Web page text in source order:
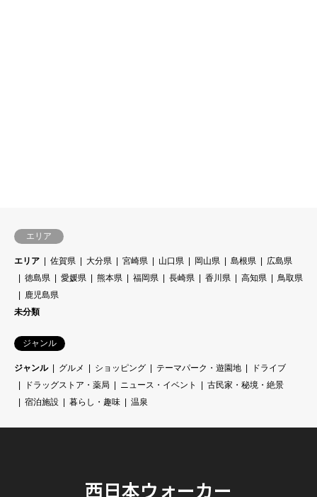
エリア
エリア 佐賀県 大分県 宮崎県 山口県 岡山県 島根県
広島県
徳島県
愛媛県 熊本県 福岡県 長崎県 香川県 高知県
鳥取県
鹿児島県
未分類
ジャンル
ジャンル グルメ ショッピング テーマパーク・遊園地
ドライブ
ドラッグストア・薬局
ニュース・イベント
古民家・秘境・絶景
宿泊施設
暮らし・趣味 温泉
西日本ウォーカー